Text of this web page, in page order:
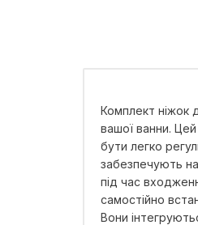
Комплект ніжок
вашої ванни.
бути легко
забезпечують
під час
самостійно
Вони